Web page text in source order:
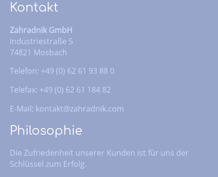
Kontakt
Zahradnik GmbH
Industriestraße 5
74821 Mosbach
Telefon: +49 (0) 62 61 93 88 0
Telefax: +49 (0) 62 61 184 82
E-Mail: kontakt@zahradnik.com
Philosophie
Die Zufriedenheit unserer Kunden ist für uns der
Schlüssel zum Erfolg.